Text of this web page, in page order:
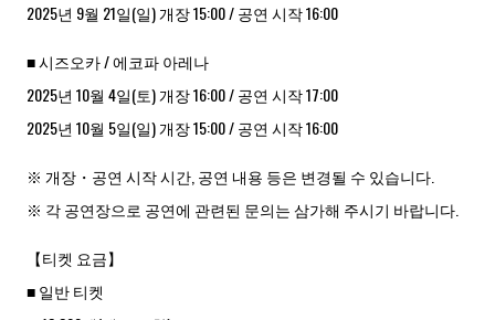
2025년 9월 21일(일) 개장 15:00 / 공연 시작 16:00
■ 시즈오카 / 에코파 아레나
2025년 10월 4일(토) 개장 16:00 / 공연 시작 17:00
2025년 10월 5일(일) 개장 15:00 / 공연 시작 16:00
※ 개장・공연 시작 시간, 공연 내용 등은 변경될 수 있습니다.
※ 각 공연장으로 공연에 관련된 문의는 삼가해 주시기 바랍니다.
【티켓 요금】
■ 일반 티켓